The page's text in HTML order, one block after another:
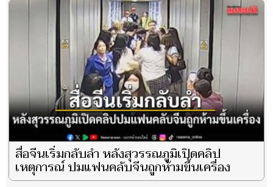
สื่อจีนเริ่มกลับลำ หลังสุวรรณภูมิเปิดคลิป
เหตุการณ์ ปมแฟนคลับจีนถูกห้ามขึ้นเครื่อง